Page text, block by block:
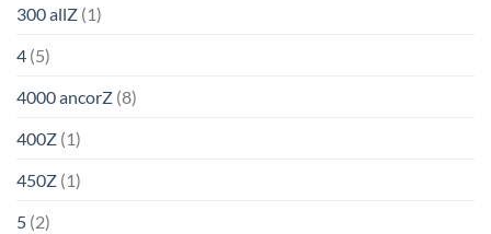
300 allZ (1)
4 (5)
4000 ancorZ (8)
400Z (1)
450Z (1)
5 (2)